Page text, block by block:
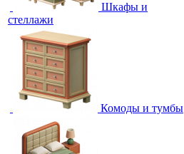
Шкафы и
стеллажи
Комоды и тумбы